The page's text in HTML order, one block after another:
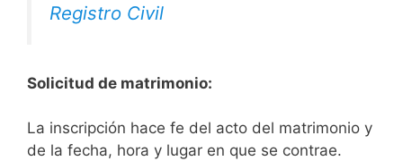
Registro Civil
Solicitud de matrimonio:
La inscripción hace fe del acto del matrimonio y
de la fecha, hora y lugar en que se contrae.